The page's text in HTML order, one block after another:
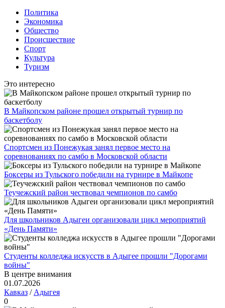
Политика
Экономика
Общество
Происшествие
Спорт
Культура
Туризм
Это интересно
В Майкопском районе прошел открытый турнир по
баскетболу
Спортсмен из Понежукая занял первое место на
соревнованиях по самбо в Московской области
Боксеры из Тульского победили на турнире в Майкопе
Теучежский район чествовал чемпионов по самбо
Для школьников Адыгеи организовали цикл мероприятий
«День Памяти»
Студенты колледжа искусств в Адыгее прошли "Дорогами
войны"
В центре внимания
01.07.2026
Кавказ / Адыгея
0